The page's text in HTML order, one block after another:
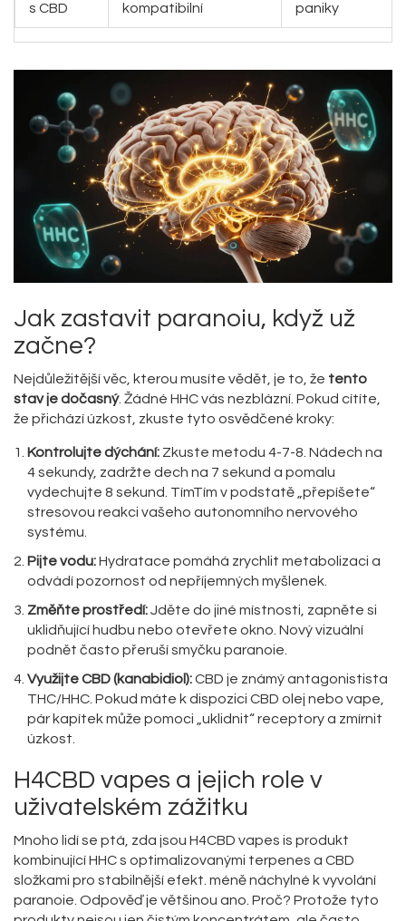
s CBD
kompatibilní
paniky
Jak zastavit paranoiu, když už
začne?
Nejdůležitější věc, kterou musíte vědět, je to, že tento
stav je dočasný. Žádné HHC vás nezblázní. Pokud cítíte,
že přichází úzkost, zkuste tyto osvědčené kroky:
Kontrolujte dýchání: Zkuste metodu 4-7-8. Nádech na
4 sekundy, zadržte dech na 7 sekund a pomalu
vydechujte 8 sekund. TímTím v podstatě „přepíšete“
stresovou reakci vašeho autonomního nervového
systému.
Pijte vodu:Hydratace pomáhá zrychlit metabolizaci a
odvádí pozornost od nepříjemných myšlenek.
Změňte prostředí:Jděte do jiné místnosti, zapněte si
uklidňující hudbu nebo otevřete okno. Nový vizuální
podnět často přeruší smyčku paranoie.
VyužijteCBD(kanabidiol):CBD je známý antagonistista
THC/HHC. Pokud máte k dispozici CBD olej nebo vape,
pár kapítek může pomoci „uklidnit“ receptory a zmírnit
úzkost.
H4CBD vapes a jejich role v
uživatelském zážitku
Mnoho lidí se ptá, zda jsou H4CBD vapes is produkt
kombinující HHC s optimalizovanými terpenes a CBD
složkami pro stabilnější efekt. méně náchylné k vyvolání
paranoie. Odpověď je většinou ano. Proč? Protože tyto